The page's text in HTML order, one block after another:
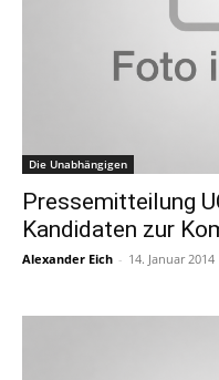
Die Unabhängigen
Pressemitteilung
Kandidaten zur
Alexander Eich - 14. Januar 2014